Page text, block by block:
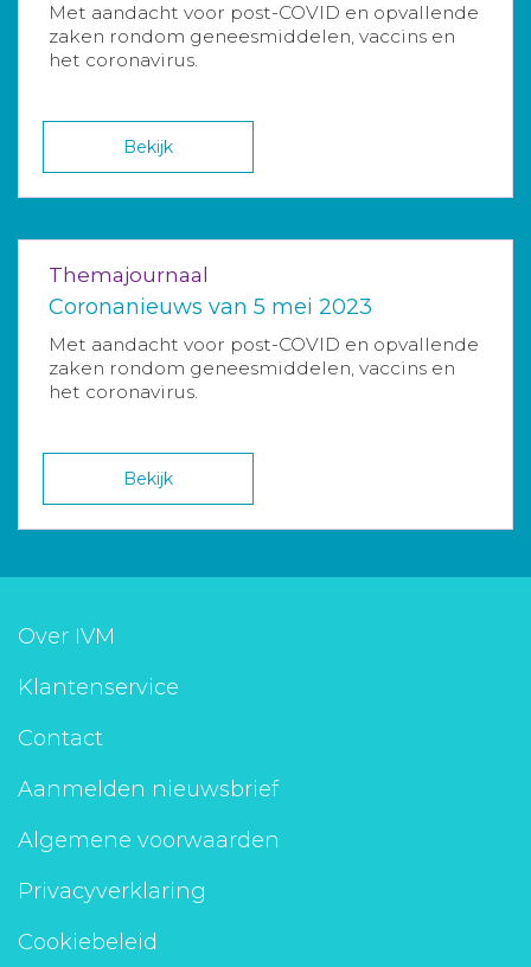
Met aandacht voor post-COVID en opvallende
zaken rondom geneesmiddelen, vaccins en
het coronavirus.
Bekijk
Themajournaal
Coronanieuws van 5 mei 2023
Met aandacht voor post-COVID en opvallende
zaken rondom geneesmiddelen, vaccins en
het coronavirus.
Bekijk
Over IVM
Klantenservice
Contact
Aanmelden nieuwsbrief
Algemene voorwaarden
Privacyverklaring
Cookiebeleid